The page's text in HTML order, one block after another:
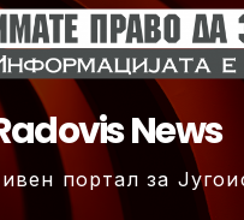
News
портал за